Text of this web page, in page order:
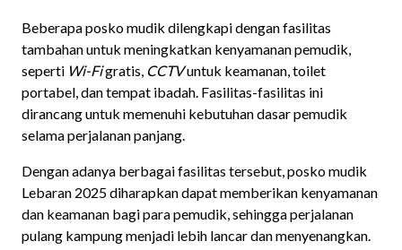
Beberapa posko mudik dilengkapi dengan fasilitas
tambahan untuk meningkatkan kenyamanan pemudik,
seperti Wi-Figratis, CCTVuntuk keamanan, toilet
portabel, dan tempat ibadah. Fasilitas-fasilitas ini
dirancang untuk memenuhi kebutuhan dasar pemudik
selama perjalanan panjang. ​
Dengan adanya berbagai fasilitas tersebut, posko mudik
Lebaran 2025 diharapkan dapat memberikan kenyamanan
dan keamanan bagi para pemudik, sehingga perjalanan
pulang kampung menjadi lebih lancar dan menyenangkan.